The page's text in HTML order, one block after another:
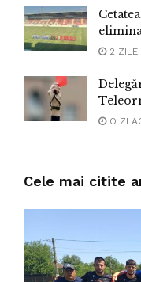
2 ZILE
O ZI
Cele mai citite